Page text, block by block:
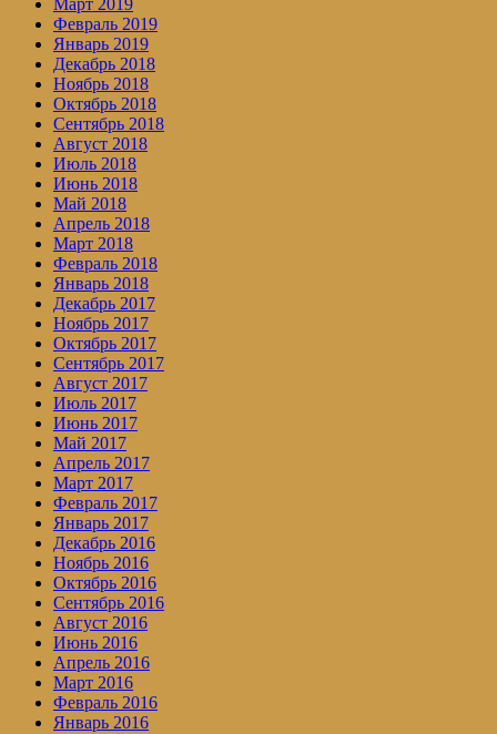
Март 2019
Февраль 2019
Январь 2019
Декабрь 2018
Ноябрь 2018
Октябрь 2018
Сентябрь 2018
Август 2018
Июль 2018
Июнь 2018
Май 2018
Апрель 2018
Март 2018
Февраль 2018
Январь 2018
Декабрь 2017
Ноябрь 2017
Октябрь 2017
Сентябрь 2017
Август 2017
Июль 2017
Июнь 2017
Май 2017
Апрель 2017
Март 2017
Февраль 2017
Январь 2017
Декабрь 2016
Ноябрь 2016
Октябрь 2016
Сентябрь 2016
Август 2016
Июнь 2016
Апрель 2016
Март 2016
Февраль 2016
Январь 2016